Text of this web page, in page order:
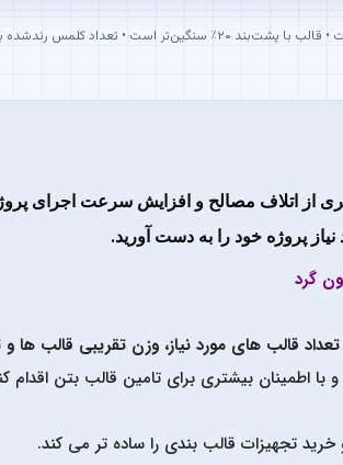
از اتلاف مصالح و افزایش سرعت اجرای پروژه
نیاز پروژه خود را به دست آورید.
گرد
تعداد قالب های مورد نیاز، وزن تقریبی قالب ها
اطمینان بیشتری برای تامین قالب بتن اقدام
خرید تجهیزات قالب بندی را ساده تر می کند.